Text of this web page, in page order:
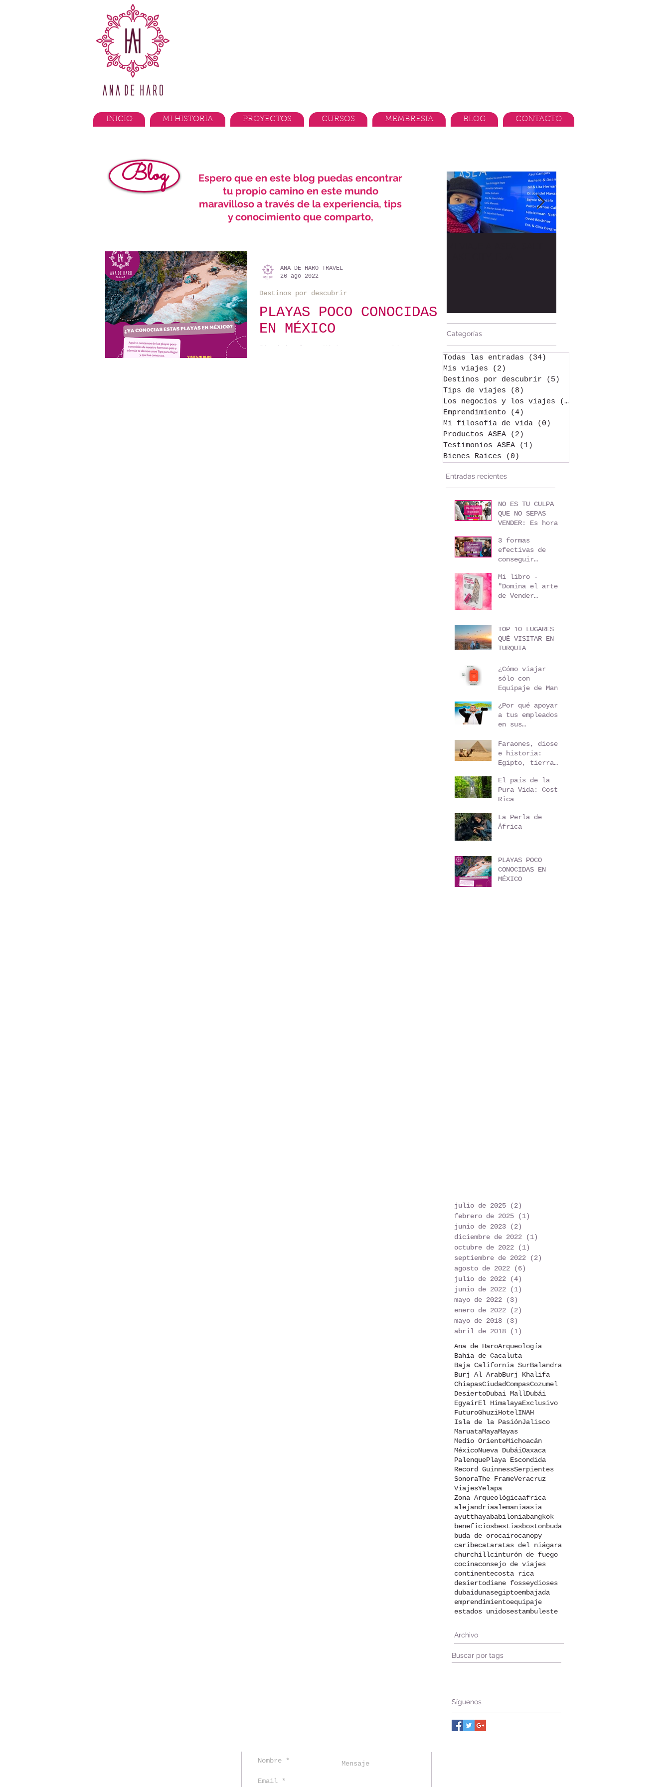
INICIO MI HISTORIA PROYECTOS CURSOS MEMBRESIA BLOG CONTACTO
Blog
Espero que en este blog puedas encontrar
tu propio camino en este mundo
maravilloso a través de la experiencia, tips
y conocimiento que comparto,
PLAYAS POCO CONOCIDAS
EN MÉXICO
Sin duda alguna México es reconocido por sus
Destinos por descubrir
ANA DE HARO TRAVEL
26 ago 2022
Categorías
Todas las entradas (34)
Mis viajes
(2)
Destinos por descubrir
(5)
Tips de viajes
(8)
Los negocios y los viajes
(3)
Emprendimiento
(4)
Mi filosofía de vida
(0)
Productos ASEA
(2)
Testimonios ASEA
(1)
Bienes Raices
(0)
Entradas recientes
NO ES TU CULPA
QUE NO SEPAS
VENDER: Es hora
agente de viajes
3 formas
efectivas de
conseguir
invertir un solo
peso
Mi libro -
"Domina el arte
de Vender
TOP 10 LUGARES
QUÉ VISITAR EN
TURQUIA
¿Cómo viajar
sólo con
Equipaje de Mano
5 días?
¿Por qué apoyar
a tus empleados
en sus
Faraones, dioses
e historia:
Egipto, tierra
El país de la
Pura Vida: Costa
Rica
La Perla de
África
PLAYAS POCO
CONOCIDAS EN
MÉXICO
julio de 2025 (2)
febrero de 2025
(1)
junio de 2023
(2)
diciembre de 2022
(1)
octubre de 2022
(1)
septiembre de 2022
(2)
agosto de 2022
(6)
julio de 2022
(4)
junio de 2022
(1)
mayo de 2022
(3)
enero de 2022
(2)
mayo de 2018
(3)
abril de 2018
(1)
Ana de HaroArqueología
Bahia de Cacaluta
Baja California SurBalandra
Burj Al ArabBurj Khalifa
ChiapasCiudadCompasCozumel
DesiertoDubai MallDubái
EgyairEl HimalayaExclusivo
FuturoGhuziHotelINAH
Isla de la PasiónJalisco
MaruataMayaMayas
Medio OrienteMichoacán
MéxicoNueva DubáiOaxaca
PalenquePlaya Escondida
Record GuinnessSerpientes
SonoraThe FrameVeracruz
ViajesYelapa
Zona Arqueológicaafrica
alejandríaalemaniaasia
ayutthayababiloniabangkok
beneficiosbestiasbostonbuda
buda de orocairocanopy
caribecataratas del niágara
churchillcinturón de fuego
cocinaconsejo de viajes
continentecosta rica
desiertodiane fosseydioses
dubaidunasegiptoembajada
emprendimientoequipaje
estados unidosestambuleste
Archivo
Buscar por tags
Síguenos